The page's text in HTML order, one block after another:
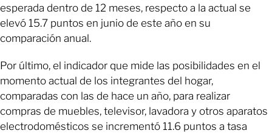
esperada dentro de 12 meses, respecto a la actual se
elevó 15.7 puntos en junio de este año en su
comparación anual.
Por último, el indicador que mide las posibilidades en el
momento actual de los integrantes del hogar,
comparadas con las de hace un año, para realizar
compras de muebles, televisor, lavadora y otros aparatos
electrodomésticos se incrementó 11.6 puntos a tasa